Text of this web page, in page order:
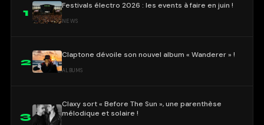
1
Festivals électro 2026 : les events à faire en juin !
NEWS
2
Claptone dévoile son nouvel album « Wanderer » !
ALBUMS
3
Claxy sort « Before The Sun », une parenthèse
mélodique et solaire !